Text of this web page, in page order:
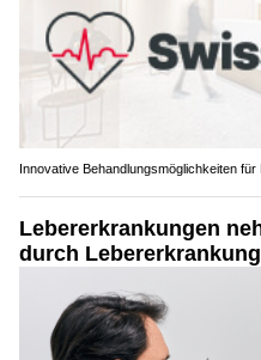
Innovative Behandlungsmöglichkeiten
Lebererkrankungen
durch